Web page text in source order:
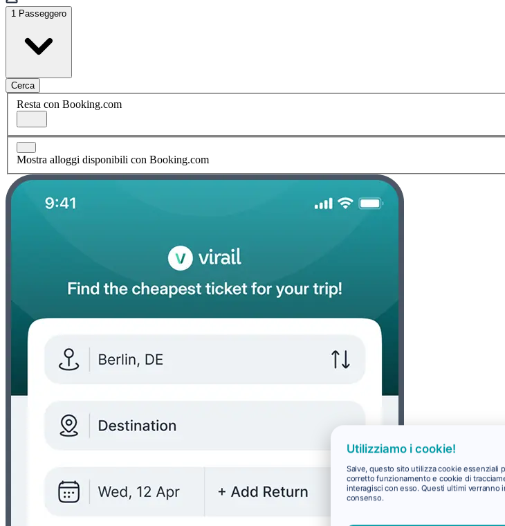
1 Passeggero
Cerca
Resta con Booking.com
Mostra alloggi disponibili con Booking.com
Utilizziamo i cookie!
Salve, questo sito utilizza cookie essenziali
corretto funzionamento e cookie di
interagisci con esso. Questi ultimi verranno
consenso.